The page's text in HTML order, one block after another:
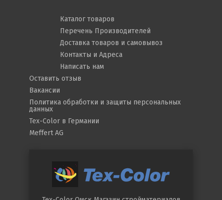
Каталог товаров
Перечень Производителей
Доставка товаров и самовывоз
Контакты и Адреса
Написать нам
Оставить отзыв
Вакансии
Политика обработки и защиты персональных
данных
Tex-Color в Германии
Meffert AG